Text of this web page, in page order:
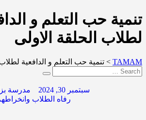
تنمية حب التعلم و
لطلاب الحلقة الاولى
TAMAM
> تنمية حب التعلم و الدافعية
سبتمبر 30, 2024
مدرسة
رفاه الطلاب